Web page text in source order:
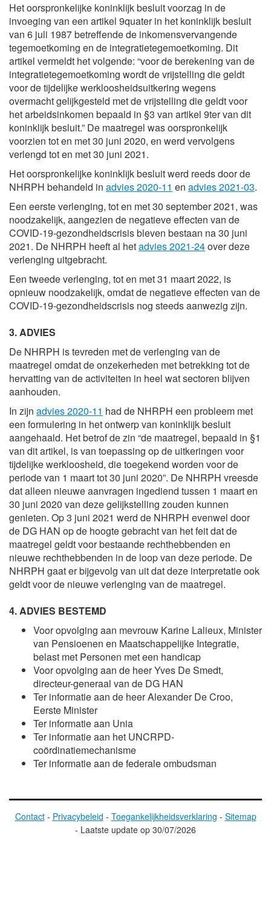
Het oorspronkelijke koninklijk besluit voorzag in de
invoeging van een artikel 9quater in het koninklijk besluit
van 6 juli 1987 betreffende de inkomensvervangende
tegemoetkoming en de integratietegemoetkoming. Dit
artikel vermeldt het volgende: “voor de berekening van de
integratietegemoetkoming wordt de vrijstelling die geldt
voor de tijdelijke werkloosheidsuitkering wegens
overmacht gelijkgesteld met de vrijstelling die geldt voor
het arbeidsinkomen bepaald in §3 van artikel 9ter van dit
koninklijk besluit.” De maatregel was oorspronkelijk
voorzien tot en met 30 juni 2020, en werd vervolgens
verlengd tot en met 30 juni 2021.
Het oorspronkelijke koninklijk besluit werd reeds door de
NHRPH behandeld in advies 2020-11 en advies 2021-03.
Een eerste verlenging, tot en met 30 september 2021, was
noodzakelijk, aangezien de negatieve effecten van de
COVID-19-gezondheidscrisis bleven bestaan na 30 juni
2021. De NHRPH heeft al hetadvies 2021-24over deze
verlenging uitgebracht.
Een tweede verlenging, tot en met 31 maart 2022, is
opnieuw noodzakelijk, omdat de negatieve effecten van de
COVID-19-gezondheidscrisis nog steeds aanwezig zijn.
3. ADVIES
De NHRPH is tevreden met de verlenging van de
maatregel omdat de onzekerheden met betrekking tot de
hervatting van de activiteiten in heel wat sectoren blijven
aanhouden.
In zijn advies 2020-11 had de NHRPH een probleem met
een formulering in het ontwerp van koninklijk besluit
aangehaald. Het betrof de zin “de maatregel, bepaald in §1
van dit artikel, is van toepassing op de uitkeringen voor
tijdelijke werkloosheid, die toegekend worden voor de
periode van 1 maart tot 30 juni 2020”. De NHRPH vreesde
dat alleen nieuwe aanvragen ingediend tussen 1 maart en
30 juni 2020 van deze gelijkstelling zouden kunnen
genieten. Op 3 juni 2021 werd de NHRPH evenwel door
de DG HAN op de hoogte gebracht van het feit dat de
maatregel geldt voor bestaande rechthebbenden en
nieuwe rechthebbenden in de loop van deze periode. De
NHRPH gaat er bijgevolg van uit dat deze interpretatie ook
geldt voor de nieuwe verlenging van de maatregel.
4. ADVIES BESTEMD
Voor opvolging aan mevrouw Karine Lalieux, Minister
van Pensioenen en Maatschappelijke Integratie,
belast met Personen met een handicap
Voor opvolging aan de heerYves De Smedt,
directeur-generaal van de DG HAN
Ter informatie aan de heerAlexander De Croo,
Eerste Minister
Ter informatie aan Unia
Ter informatie aan het UNCRPD-
coördinatiemechanisme
Ter informatie aan de federale ombudsman
Contact - Privacybeleid - Toegankelijkheidsverklaring - Sitemap
- Laatste update op 30/07/2026